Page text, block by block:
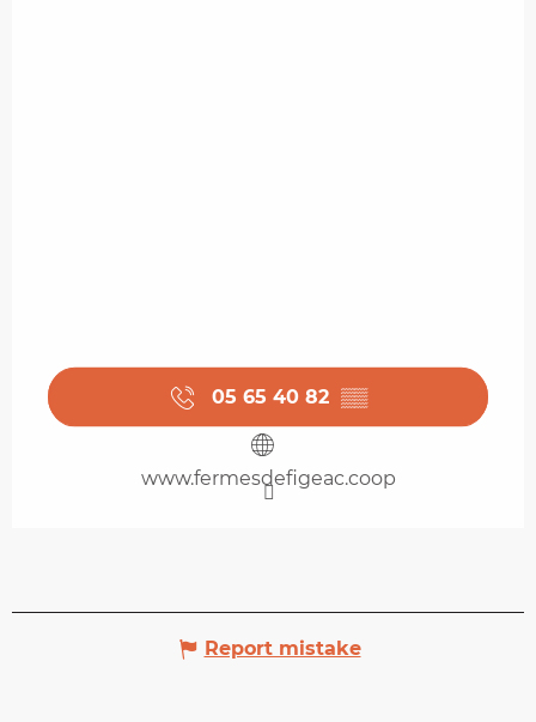
05 65 40 82 ▒▒
www.fermesdefigeac.coop
Report mistake